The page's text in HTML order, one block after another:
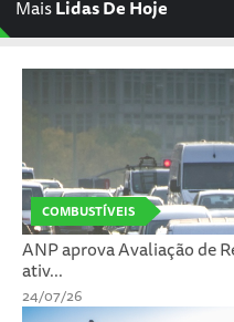
MaisLidas De Hoje
COMBUSTÍVEIS
ANP aprova Avaliação de
ativ...
24/07/26